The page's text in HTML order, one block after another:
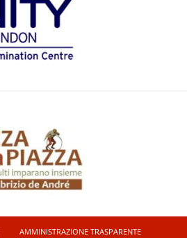
AMMINISTRAZIONE TRASPARENTE